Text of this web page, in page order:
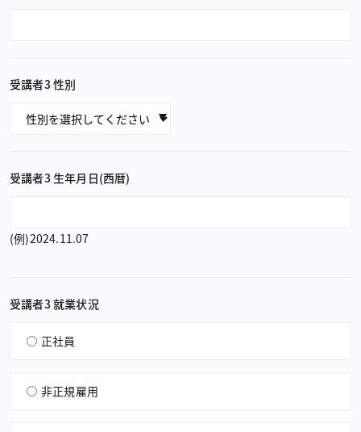
受講者3 性別
受講者3 生年月日（西暦）
（例）2024.11.07
受講者3 就業状況
正社員
非正規雇用